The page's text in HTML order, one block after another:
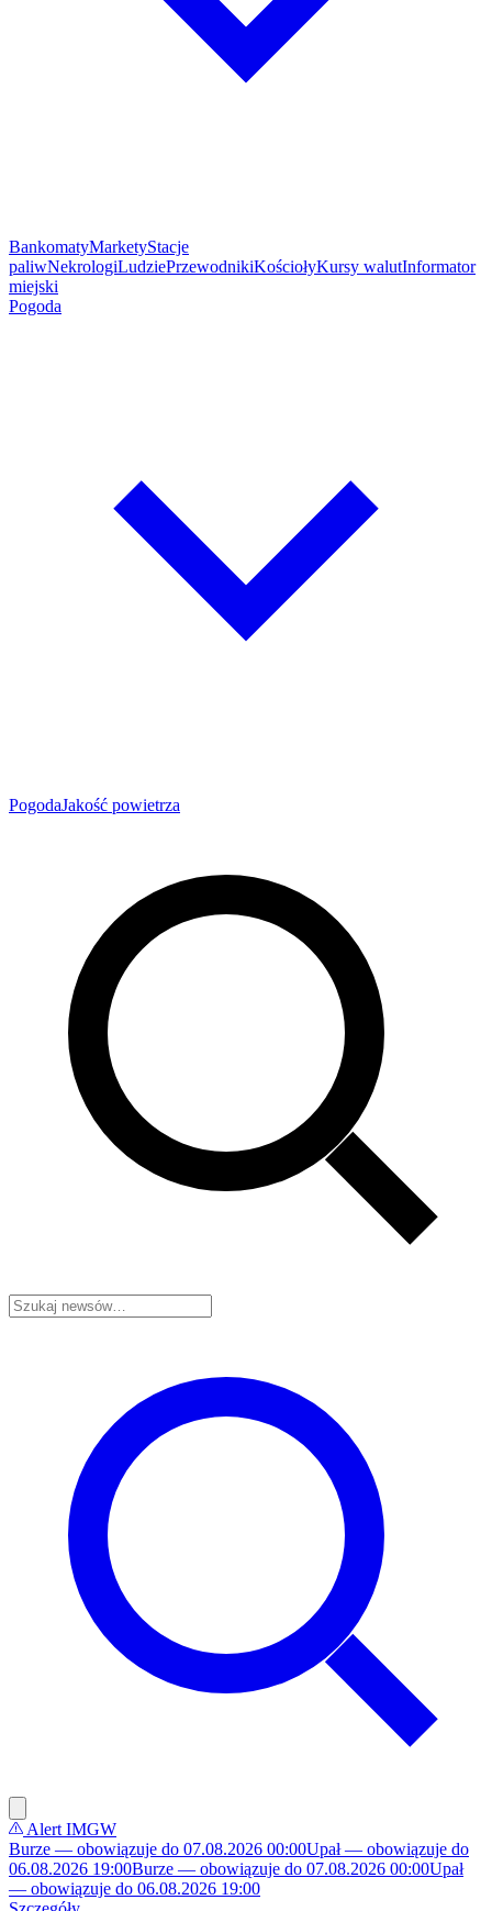
BankomatyMarketyStacje
paliwNekrologiLudziePrzewodnikiKościołyKursy walutInformator
miejski
Pogoda
PogodaJakość powietrza
Alert IMGW
Burze — obowiązuje do 07.08.2026 00:00Upał — obowiązuje do
06.08.2026 19:00Burze — obowiązuje do 07.08.2026 00:00Upał
— obowiązuje do 06.08.2026 19:00